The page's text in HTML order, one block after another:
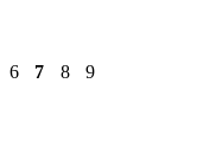
6 7 8 9